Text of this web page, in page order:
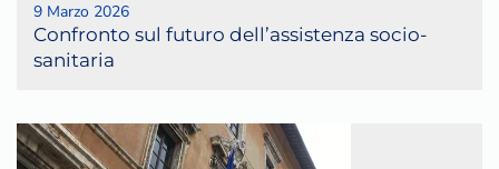
9 Marzo 2026
Confronto sul futuro dell’assistenza socio-
sanitaria